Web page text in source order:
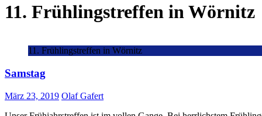
11. Frühlingstreffen in Wörnitz
11. Frühlingstreffen in Wörnitz
Samstag
März 23, 2019 Olaf Gafert